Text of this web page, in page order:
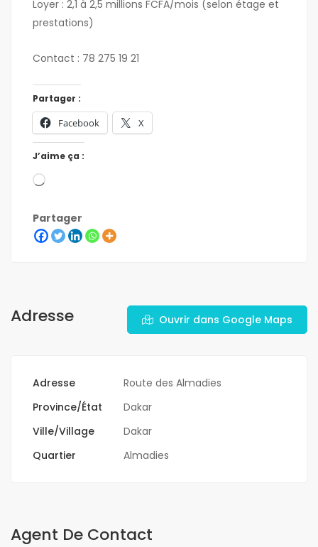
Loyer : 2,1 à 2,5 millions FCFA/mois (selon étage et
prestations)
Contact : 78 275 19 21
Partager :
Facebook X
J’aime ça :
Partager
Adresse Ouvrir dans Google Maps
Adresse
Route des Almadies
Province/État
Dakar
Ville/Village
Dakar
Quartier
Almadies
Agent De Contact